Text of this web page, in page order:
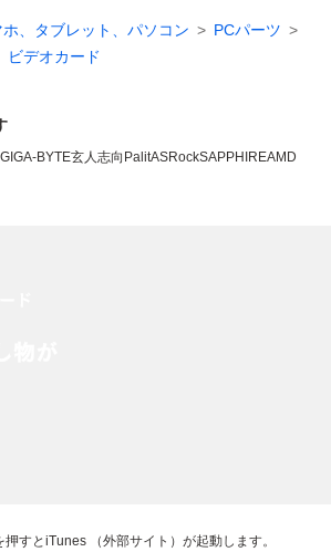
ホ、タブレット、パソコン
PCパーツ
ビデオカード
GIGA-BYTE玄人志向 PalitASRockSAPPHIREAMD
押すとiTunes （外部サイト）が起動します。